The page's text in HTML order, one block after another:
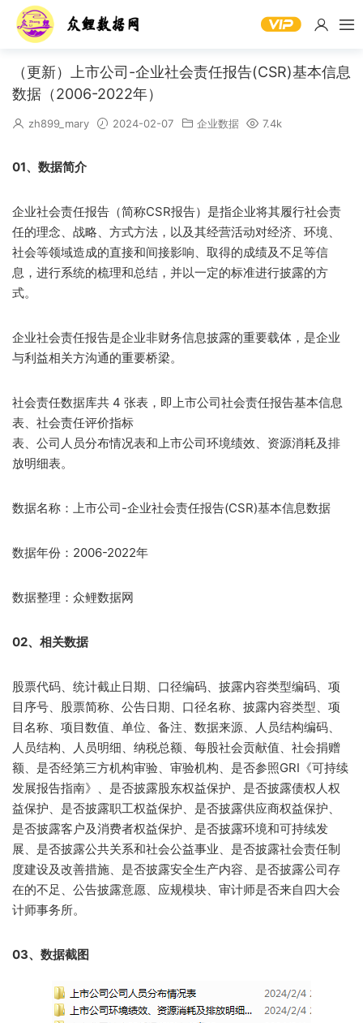
（更新）上市公司-企业社会责任报告(CSR)基本信息
数据（2006-2022年）
zh899_mary 2024-02-07 企业数据 7.4k
01、数据简介
企业社会责任报告（简称CSR报告）是指企业将其履行社会责
任的理念、战略、方式方法，以及其经营活动对经济、环境、
社会等领域造成的直接和间接影响、取得的成绩及不足等信
息，进行系统的梳理和总结，并以一定的标准进行披露的方
式。
企业社会责任报告是企业非财务信息披露的重要载体，是企业
与利益相关方沟通的重要桥梁。
社会责任数据库共 4 张表，即上市公司社会责任报告基本信息
表、社会责任评价指标
表、公司人员分布情况表和上市公司环境绩效、资源消耗及排
放明细表。
数据名称：上市公司-企业社会责任报告(CSR)基本信息数据
数据年份：2006-2022年
数据整理：众鲤数据网
02、相关数据
股票代码、统计截止日期、口径编码、披露内容类型编码、项
目序号、股票简称、公告日期、口径名称、披露内容类型、项
目名称、项目数值、单位、备注、数据来源、人员结构编码、
人员结构、人员明细、纳税总额、每股社会贡献值、社会捐赠
额、是否经第三方机构审验、审验机构、是否参照GRI《可持续
发展报告指南》、是否披露股东权益保护、是否披露债权人权
益保护、是否披露职工权益保护、是否披露供应商权益保护、
是否披露客户及消费者权益保护、是否披露环境和可持续发
展、是否披露公共关系和社会公益事业、是否披露社会责任制
度建设及改善措施、是否披露安全生产内容、是否披露公司存
在的不足、公告披露意愿、应规模块、审计师是否来自四大会
计师事务所。
03、数据截图